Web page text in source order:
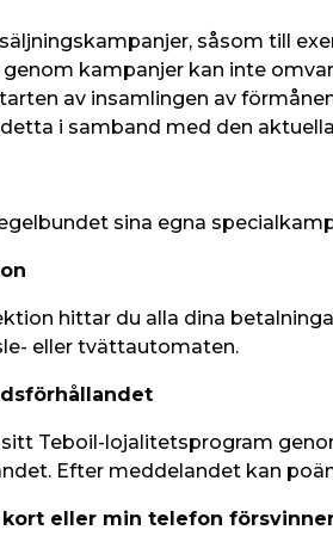
såsom till
kampanjer kan inte
av insamlingen av
i samband med den
sina egna
hittar du alla dina
eller tvättautomaten.
Teboil-lojalitetsprogram
Efter meddelandet kan
eller min telefon